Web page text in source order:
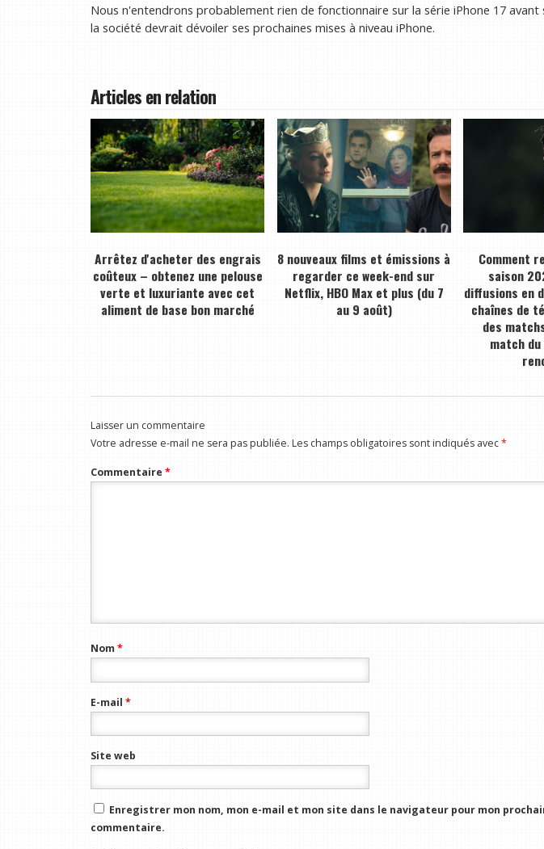
Nous n'entendrons probablement rien de fonctionnaire sur la série iPhone 17
la société devrait dévoiler ses prochaines mises à niveau iPhone.
Articles en relation
Arrêtez d'acheter des engrais
coûteux – obtenez une pelouse
verte et luxuriante avec cet
aliment de base bon marché
8 nouveaux films et émissions à
regarder ce week-end sur
Netflix, HBO Max et plus (du 7
au 9 août)
Comment
saison
diffusions en
chaînes de
des
match du
Laisser un commentaire
Votre adresse e-mail ne sera pas publiée. Les champs obligatoires sont indiqués avec*
Commentaire *
Nom*
E-mail *
Site web
Enregistrer mon nom, mon e-mail et mon site dans le navigateur pour mon
commentaire.